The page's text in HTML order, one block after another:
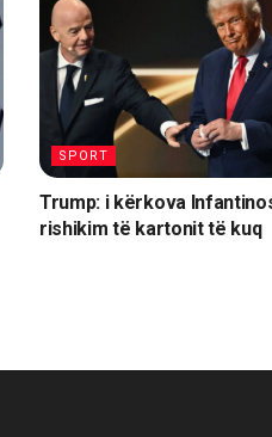
SPORT
Trump: i kërkova
rishikim të kartonit të kuq